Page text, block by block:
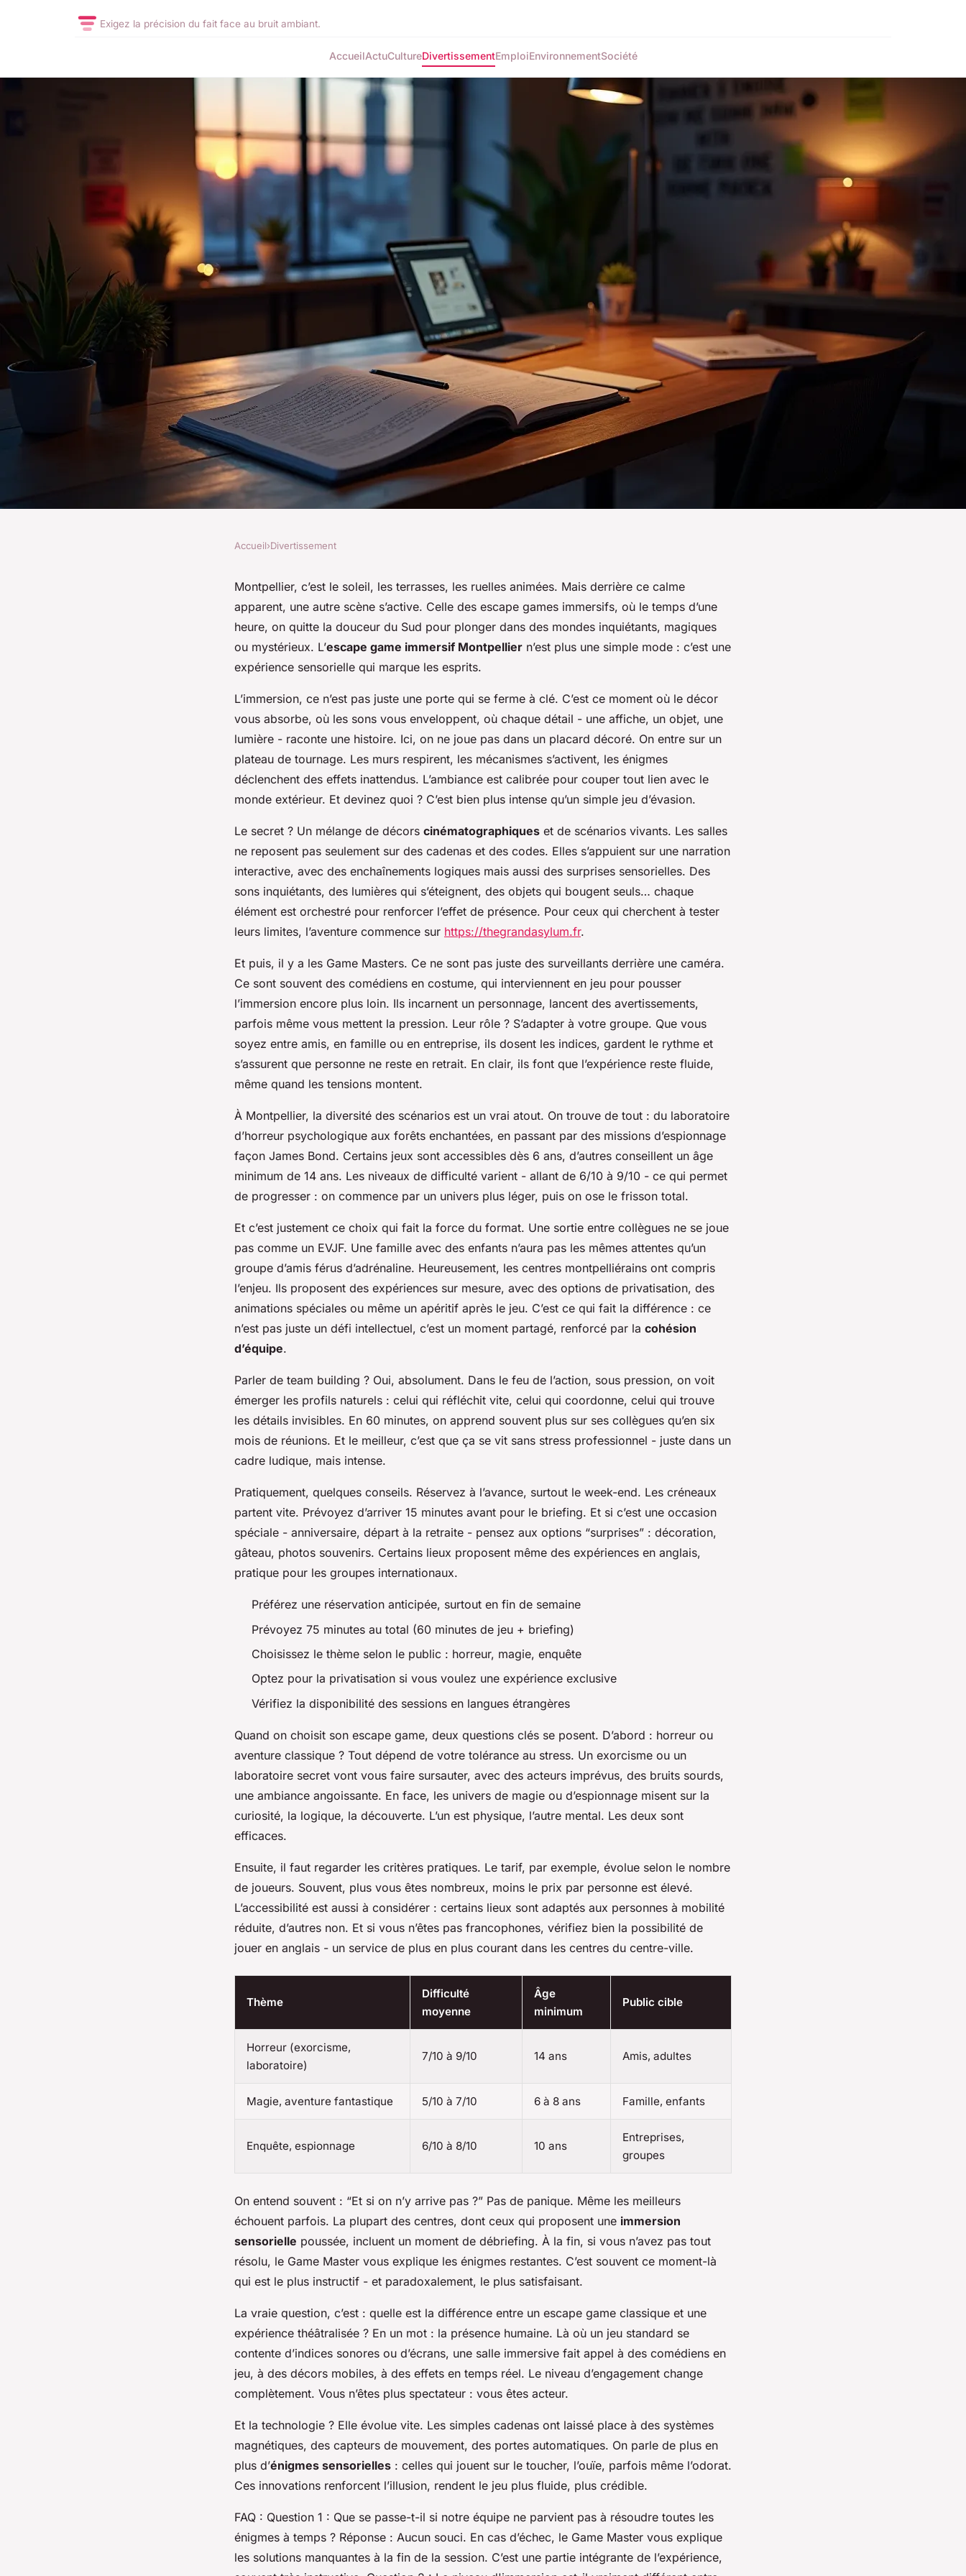
Exigez la précision du fait face au bruit ambiant.
AccueilActuCultureDivertissementEmploiEnvironnementSociété
Escape Game immersif à Montpellier :
Vivez une expérience unique
Accueil›Divertissement
Montpellier, c’est le soleil, les terrasses, les ruelles animées. Mais derrière ce calme
apparent, une autre scène s’active. Celle des escape games immersifs, où le temps d’une
heure, on quitte la douceur du Sud pour plonger dans des mondes inquiétants, magiques
ou mystérieux. L’escape game immersif Montpellier n’est plus une simple mode : c’est une
expérience sensorielle qui marque les esprits.
L’immersion, ce n’est pas juste une porte qui se ferme à clé. C’est ce moment où le décor
vous absorbe, où les sons vous enveloppent, où chaque détail - une affiche, un objet, une
lumière - raconte une histoire. Ici, on ne joue pas dans un placard décoré. On entre sur un
plateau de tournage. Les murs respirent, les mécanismes s’activent, les énigmes
déclenchent des effets inattendus. L’ambiance est calibrée pour couper tout lien avec le
monde extérieur. Et devinez quoi ? C’est bien plus intense qu’un simple jeu d’évasion.
Le secret ? Un mélange de décors cinématographiques et de scénarios vivants. Les salles
ne reposent pas seulement sur des cadenas et des codes. Elles s’appuient sur une narration
interactive, avec des enchaînements logiques mais aussi des surprises sensorielles. Des
sons inquiétants, des lumières qui s’éteignent, des objets qui bougent seuls… chaque
élément est orchestré pour renforcer l’effet de présence. Pour ceux qui cherchent à tester
leurs limites, l’aventure commence sur https://thegrandasylum.fr.
Et puis, il y a les Game Masters. Ce ne sont pas juste des surveillants derrière une caméra.
Ce sont souvent des comédiens en costume, qui interviennent en jeu pour pousser
l’immersion encore plus loin. Ils incarnent un personnage, lancent des avertissements,
parfois même vous mettent la pression. Leur rôle ? S’adapter à votre groupe. Que vous
soyez entre amis, en famille ou en entreprise, ils dosent les indices, gardent le rythme et
s’assurent que personne ne reste en retrait. En clair, ils font que l’expérience reste fluide,
même quand les tensions montent.
À Montpellier, la diversité des scénarios est un vrai atout. On trouve de tout : du laboratoire
d’horreur psychologique aux forêts enchantées, en passant par des missions d’espionnage
façon James Bond. Certains jeux sont accessibles dès 6 ans, d’autres conseillent un âge
minimum de 14 ans. Les niveaux de difficulté varient - allant de 6/10 à 9/10 - ce qui permet
de progresser : on commence par un univers plus léger, puis on ose le frisson total.
Et c’est justement ce choix qui fait la force du format. Une sortie entre collègues ne se joue
pas comme un EVJF. Une famille avec des enfants n’aura pas les mêmes attentes qu’un
groupe d’amis férus d’adrénaline. Heureusement, les centres montpelliérains ont compris
l’enjeu. Ils proposent des expériences sur mesure, avec des options de privatisation, des
animations spéciales ou même un apéritif après le jeu. C’est ce qui fait la différence : ce
n’est pas juste un défi intellectuel, c’est un moment partagé, renforcé par la cohésion
d’équipe.
Parler de team building ? Oui, absolument. Dans le feu de l’action, sous pression, on voit
émerger les profils naturels : celui qui réfléchit vite, celui qui coordonne, celui qui trouve
les détails invisibles. En 60 minutes, on apprend souvent plus sur ses collègues qu’en six
mois de réunions. Et le meilleur, c’est que ça se vit sans stress professionnel - juste dans un
cadre ludique, mais intense.
Pratiquement, quelques conseils. Réservez à l’avance, surtout le week-end. Les créneaux
partent vite. Prévoyez d’arriver 15 minutes avant pour le briefing. Et si c’est une occasion
spéciale - anniversaire, départ à la retraite - pensez aux options “surprises” : décoration,
gâteau, photos souvenirs. Certains lieux proposent même des expériences en anglais,
pratique pour les groupes internationaux.
Préférez une réservation anticipée, surtout en fin de semaine
Prévoyez 75 minutes au total (60 minutes de jeu + briefing)
Choisissez le thème selon le public : horreur, magie, enquête
Optez pour la privatisation si vous voulez une expérience exclusive
Vérifiez la disponibilité des sessions en langues étrangères
Quand on choisit son escape game, deux questions clés se posent. D’abord : horreur ou
aventure classique ? Tout dépend de votre tolérance au stress. Un exorcisme ou un
laboratoire secret vont vous faire sursauter, avec des acteurs imprévus, des bruits sourds,
une ambiance angoissante. En face, les univers de magie ou d’espionnage misent sur la
curiosité, la logique, la découverte. L’un est physique, l’autre mental. Les deux sont
efficaces.
Ensuite, il faut regarder les critères pratiques. Le tarif, par exemple, évolue selon le nombre
de joueurs. Souvent, plus vous êtes nombreux, moins le prix par personne est élevé.
L’accessibilité est aussi à considérer : certains lieux sont adaptés aux personnes à mobilité
réduite, d’autres non. Et si vous n’êtes pas francophones, vérifiez bien la possibilité de
jouer en anglais - un service de plus en plus courant dans les centres du centre-ville.
Thème
Difficulté
moyenne
Âge
minimum
Public cible
Horreur (exorcisme,
laboratoire)
7/10 à 9/10 14 ans Amis, adultes
Magie, aventure fantastique 5/10 à 7/10 6 à 8 ans Famille, enfants
Enquête, espionnage 6/10 à 8/10 10 ans
Entreprises,
groupes
On entend souvent : “Et si on n’y arrive pas ?” Pas de panique. Même les meilleurs
échouent parfois. La plupart des centres, dont ceux qui proposent une immersion
sensorielle poussée, incluent un moment de débriefing. À la fin, si vous n’avez pas tout
résolu, le Game Master vous explique les énigmes restantes. C’est souvent ce moment-là
qui est le plus instructif - et paradoxalement, le plus satisfaisant.
La vraie question, c’est : quelle est la différence entre un escape game classique et une
expérience théâtralisée ? En un mot : la présence humaine. Là où un jeu standard se
contente d’indices sonores ou d’écrans, une salle immersive fait appel à des comédiens en
jeu, à des décors mobiles, à des effets en temps réel. Le niveau d’engagement change
complètement. Vous n’êtes plus spectateur : vous êtes acteur.
Et la technologie ? Elle évolue vite. Les simples cadenas ont laissé place à des systèmes
magnétiques, des capteurs de mouvement, des portes automatiques. On parle de plus en
plus d’énigmes sensorielles : celles qui jouent sur le toucher, l’ouïe, parfois même l’odorat.
Ces innovations renforcent l’illusion, rendent le jeu plus fluide, plus crédible.
FAQ : Question 1 : Que se passe-t-il si notre équipe ne parvient pas à résoudre toutes les
énigmes à temps ? Réponse : Aucun souci. En cas d’échec, le Game Master vous explique
les solutions manquantes à la fin de la session. C’est une partie intégrante de l’expérience,